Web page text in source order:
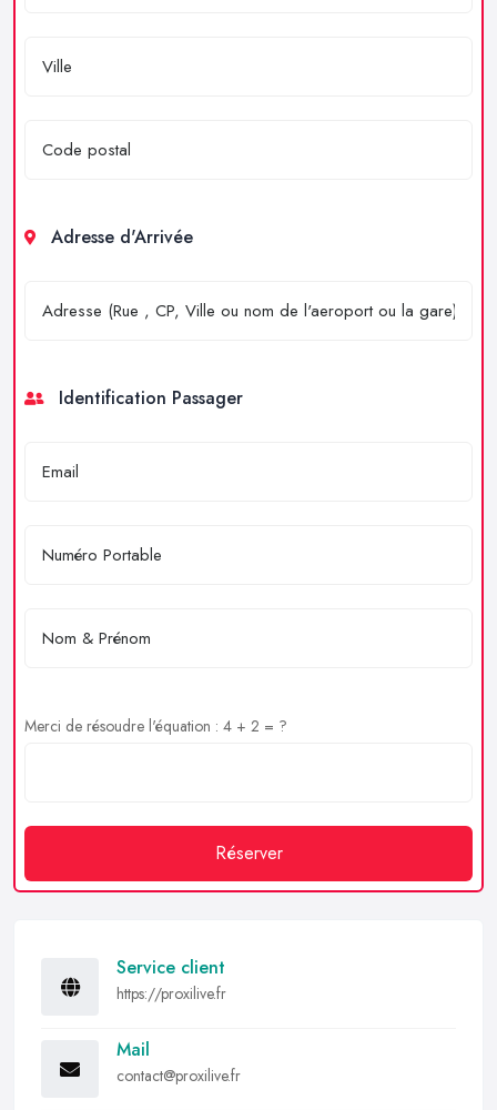
Adresse d'Arrivée
Identification Passager
Merci de résoudre l'équation : 4 + 2 = ?
Réserver
Service client
https://proxilive.fr
Mail
contact@proxilive.fr